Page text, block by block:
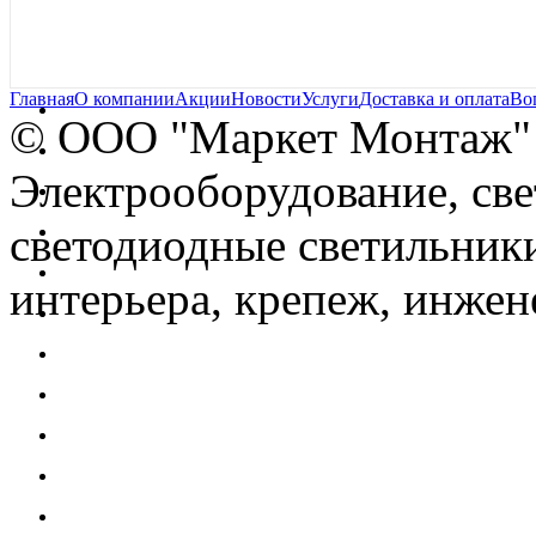
ГлавнаяО компанииАкцииНовостиУслугиДоставка и оплата
© OOO "Маркет Монтаж"
Электрооборудование,
светодиодные
интерьера, крепеж,